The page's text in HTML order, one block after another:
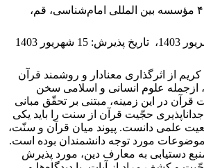
دانش‌آموخته سطح ۴ مؤسسه بین المللی امام‌شناسی، قم،
، تاریخ پذیرش: 15 شهریور 1403
از اثرگذاری معنادار و روشمند قرآن
ازجمله علوم انسانی و اسلامی سخن
قرآن در این زمینه، مبتنی بر تحقّق مبانی
حجّیت قرآن از سنت را باید یکی
علمی دانست. پیوند میان قرآن و سنّت،
موضوعات مورد توجه دانشمندان بوده است.
دستیابی به معارف دین، مورد پذیرش